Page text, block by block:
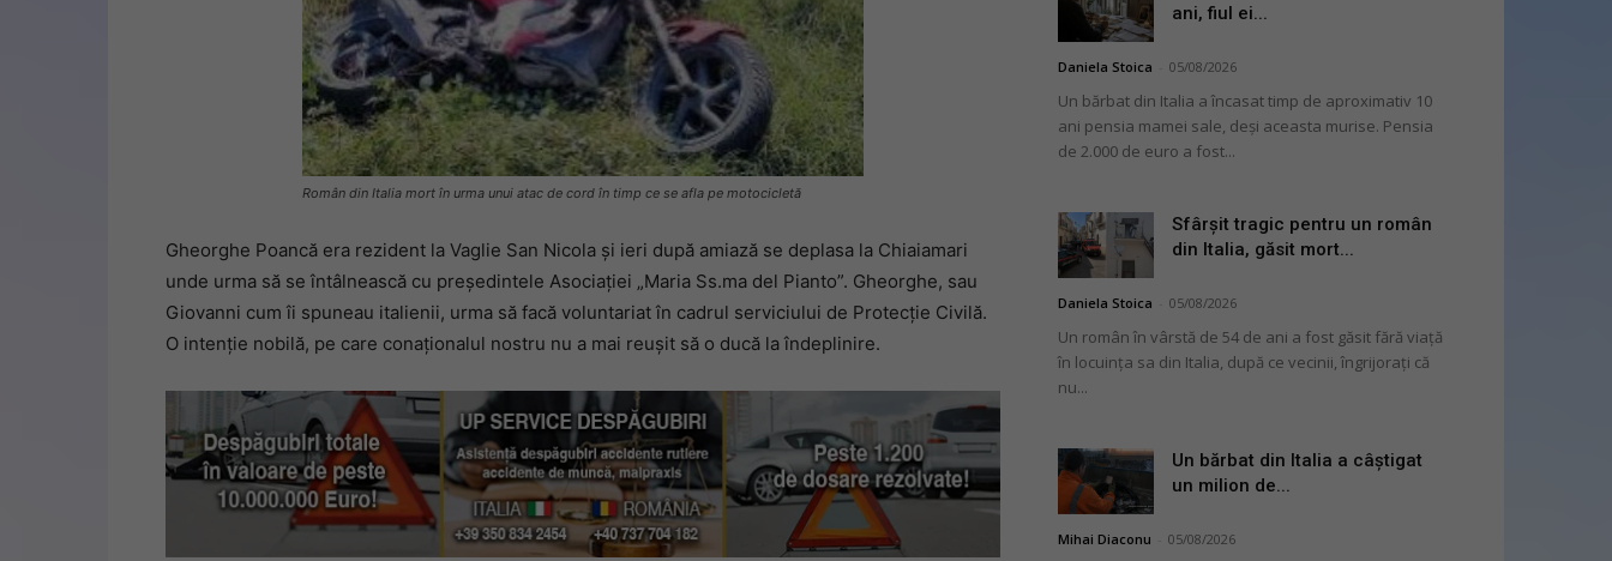
Român din Italia mort în urma unui atac de cord în timp ce se afla pe motocicletă
Gheorghe Poancă era rezident la Vaglie San Nicola și ieri după amiază se deplasa la Chiaiamari
unde urma să se întâlnească cu președintele Asociației „Maria Ss.ma del Pianto”. Gheorghe, sau
Giovanni cum îi spuneau italienii, urma să facă voluntariat în cadrul serviciului de Protecție Civilă.
O intenție nobilă, pe care conaționalul nostru nu a mai reușit să o ducă la îndeplinire.
ani, fiul ei...
Daniela Stoica 05/08/2026
Un bărbat din Italia a încasat timp de aproximativ 10
ani pensia mamei sale, deși aceasta murise. Pensia
de 2.000 de euro a fost...
Sfârșit tragic pentru un român
din Italia, găsit mort...
Daniela Stoica 05/08/2026
Un român în vârstă de 54 de ani a fost găsit fără viață
în locuința sa din Italia, după ce vecinii, îngrijorați că
nu...
Un bărbat din Italia a câștigat
un milion de...
Mihai Diaconu 05/08/2026